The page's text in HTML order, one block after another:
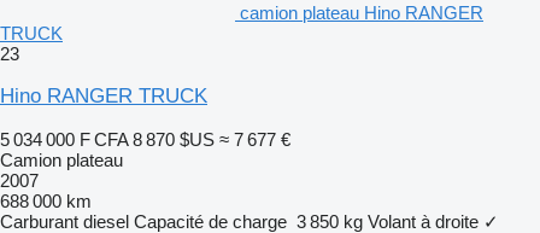
camion plateau Hino RANGER
TRUCK
23
Hino RANGER TRUCK
5 034 000 F CFA 8 870 $US ≈ 7 677 €
Camion plateau
2007
688 000 km
Carburant diesel Capacité de charge 3 850 kg Volant à droite ✓